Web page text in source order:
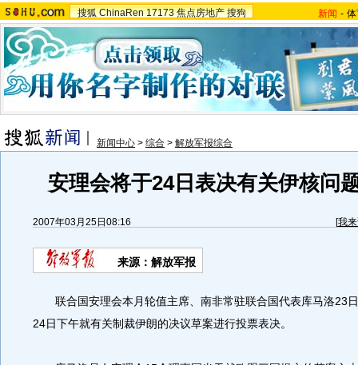
搜狐 ChinaRen 17173 焦点房地产 搜狗 新闻 -
新闻中心 > 综合 > 解放军报综合
安理会将于24日表决有关伊核问
2007年03月25日08:16 [我
来源：解放军报
联合国安理会本月轮值主席、南非常驻联合国代表库马洛23
24日下午就有关制裁伊朗的决议草案进行投票表决。